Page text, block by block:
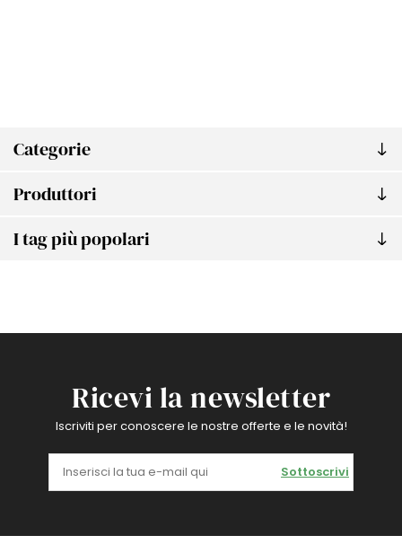
Categorie
Produttori
I tag più popolari
Ricevi la newsletter
Iscriviti per conoscere le nostre offerte e le novità!
Sottoscrivi